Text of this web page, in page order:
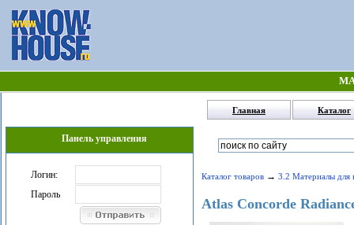
Главная Каталог
Панель управления
Логин:
Пароль
Каталог товаров→ 3.2 Материалы для
Atlas Concorde